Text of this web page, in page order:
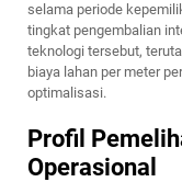
selama periode
tingkat pengembalian
teknologi tersebut,
biaya lahan per meter
optimalisasi.
Profil
Operasional